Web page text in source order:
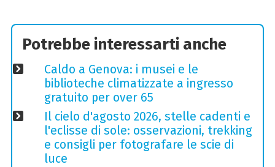
Potrebbe interessarti anche
Caldo a Genova: i musei e le
biblioteche climatizzate a ingresso
gratuito per over 65
Il cielo d'agosto 2026, stelle cadenti e
l'eclisse di sole: osservazioni, trekking
e consigli per fotografare le scie di
luce